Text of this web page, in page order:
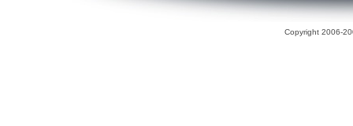
Copyright 2006-